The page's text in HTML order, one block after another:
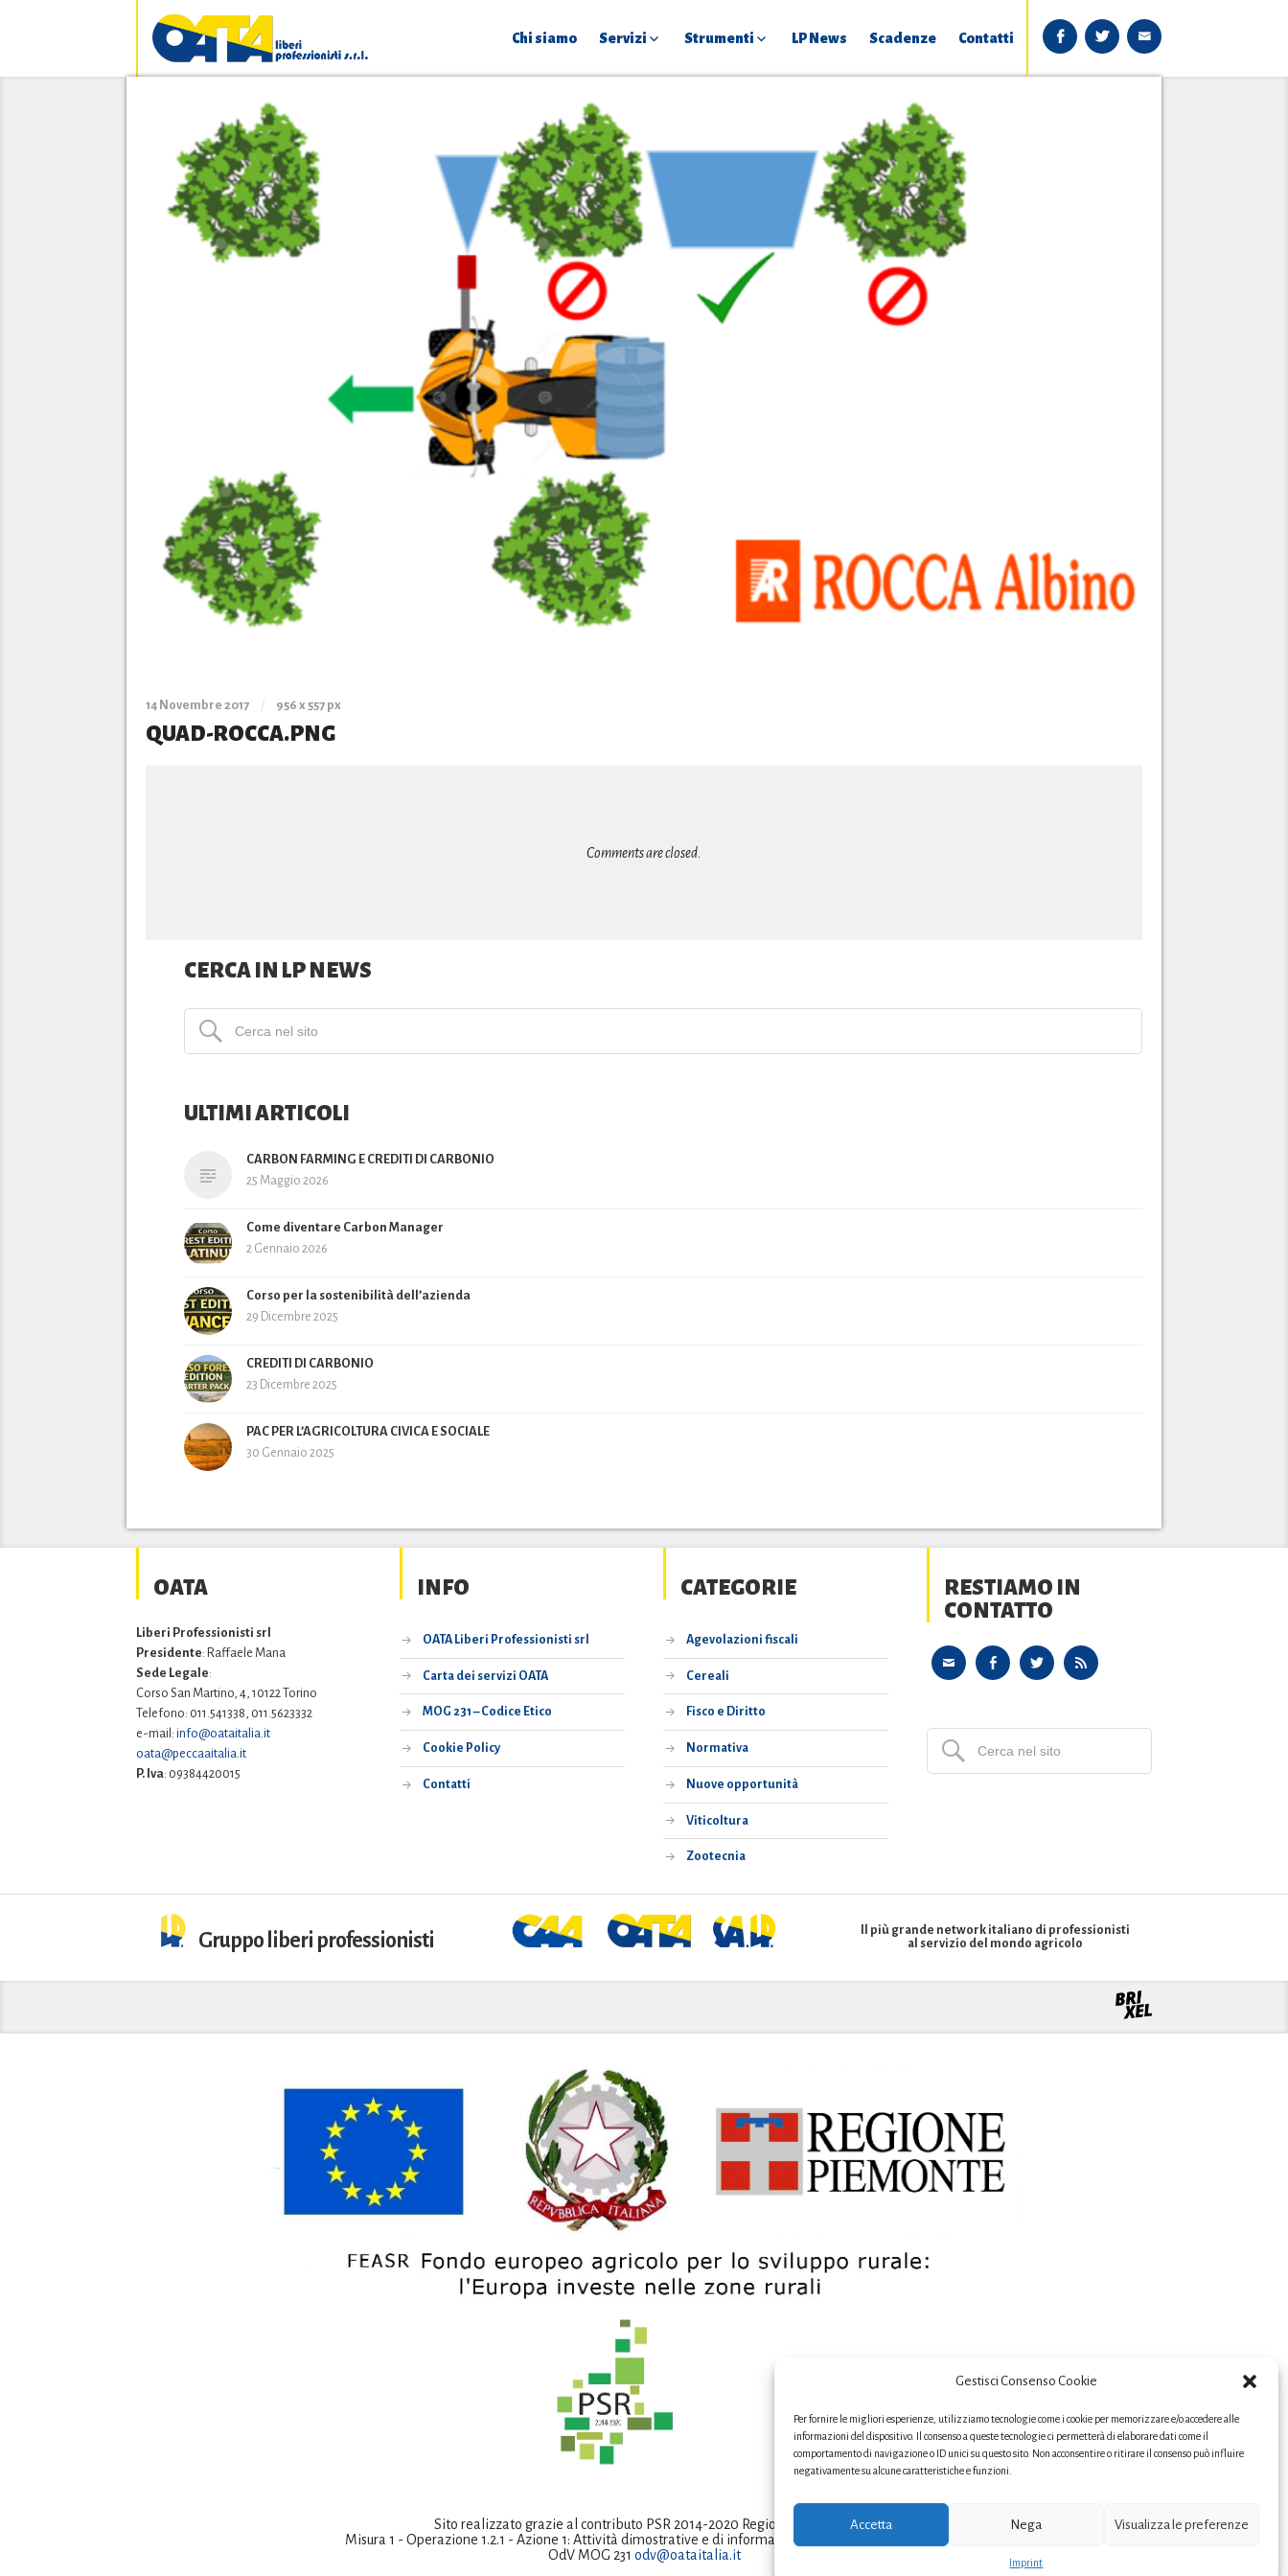
Gestisci Consenso Cookie
Per fornire le migliori esperienze, utilizziamo tecnologie come i cookie per memorizzare e/o accedere alle
informazioni del dispositivo. Il consenso a queste tecnologie ci permetterà di elaborare dati come il
comportamento di navigazione o ID unici su questo sito. Non acconsentire o ritirare il consenso può influire
negativamente su alcune caratteristiche e funzioni.
Accetta Nega Visualizza le preferenze
Imprint
Chi siamo Servizi Strumenti LP News Scadenze Contatti
14 Novembre 2017 / 956 x 557 px
QUAD-ROCCA.PNG
Comments are closed.
CERCA IN LP NEWS
ULTIMI ARTICOLI
CARBON FARMING E CREDITI DI CARBONIO
25 Maggio 2026
Come diventare Carbon Manager
2 Gennaio 2026
Corso per la sostenibilità dell’azienda
29 Dicembre 2025
CREDITI DI CARBONIO
23 Dicembre 2025
PAC PER L’AGRICOLTURA CIVICA E SOCIALE
30 Gennaio 2025
OATA
Liberi Professionisti srl
Presidente: Raffaele Mana
Sede Legale:
Corso San Martino, 4, 10122 Torino
Telefono: 011.541338, 011.5623332
e-mail: info@oataitalia.it
oata@peccaaitalia.it
P. Iva: 09384420015
INFO
OATA Liberi Professionisti srl
Carta dei servizi OATA
MOG 231 – Codice Etico
Cookie Policy
Contatti
CATEGORIE
Agevolazioni fiscali
Cereali
Fisco e Diritto
Normativa
Nuove opportunità
Viticoltura
Zootecnia
RESTIAMO IN
CONTATTO
Gruppo liberi professionisti
Il più grande network italiano di professionisti
al servizio del mondo agricolo
Sito realizzato grazie al contributo PSR 2014-2020 Regione Piemonte
Misura 1 - Operazione 1.2.1 - Azione 1: Attività dimostrative e di informazione in campo agricolo-YH
OdV MOG 231 odv@oataitalia.it